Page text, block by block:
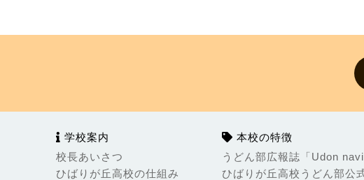
学校案内
校長あいさつ
ひばりが丘高校の仕組み
本校の特徴
うどん部広報誌「Udon navi
ひばりが丘高校うどん部公